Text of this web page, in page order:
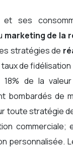
marketing de la
stratégies de
de
18% de la
bombardés de
toute stratégie